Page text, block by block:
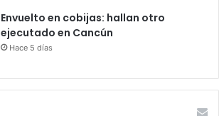
Envuelto en cobijas: hallan otro
ejecutado en Cancún
Hace 5 días